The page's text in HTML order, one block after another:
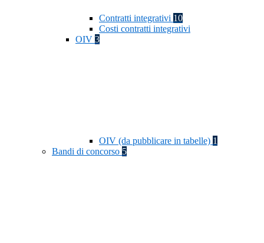
Contratti integrativi 10
Costi contratti integrativi
OIV 3
OIV (da pubblicare in tabelle) 1
Bandi di concorso 5